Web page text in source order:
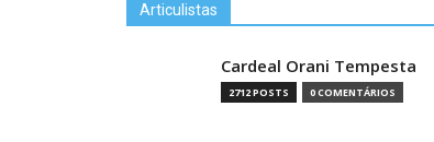
Articulistas
Cardeal Orani Tempesta
2712 POSTS 0 COMENTÁRIOS